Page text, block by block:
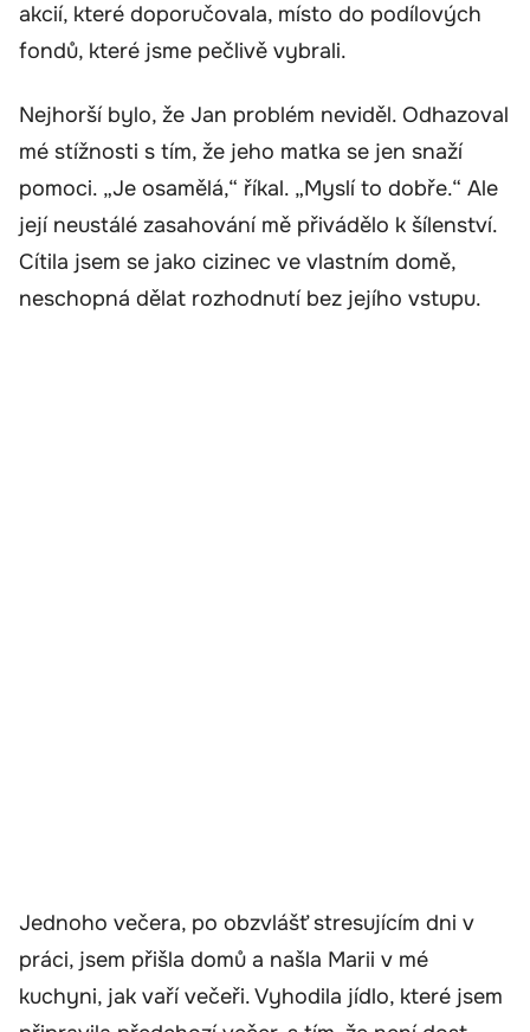
akcií, které doporučovala, místo do podílových
fondů, které jsme pečlivě vybrali.
Nejhorší bylo, že Jan problém neviděl. Odhazoval
mé stížnosti s tím, že jeho matka se jen snaží
pomoci. „Je osamělá,“ říkal. „Myslí to dobře.“ Ale
její neustálé zasahování mě přivádělo k šílenství.
Cítila jsem se jako cizinec ve vlastním domě,
neschopná dělat rozhodnutí bez jejího vstupu.
Jednoho večera, po obzvlášť stresujícím dni v
práci, jsem přišla domů a našla Marii v mé
kuchyni, jak vaří večeři. Vyhodila jídlo, které jsem